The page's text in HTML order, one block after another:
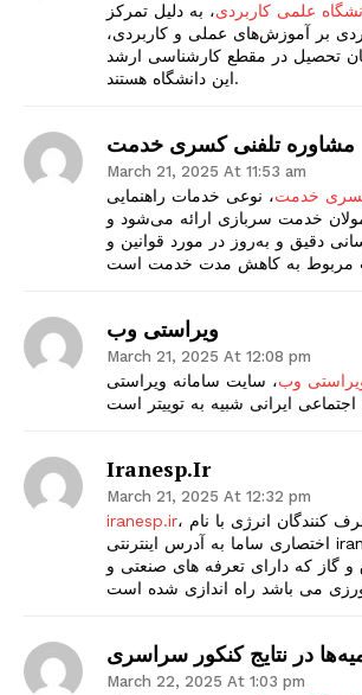
علمی کاربردی، به دلیل تمرکز
بر آموزش‌های عملی و کاربردی،
تحصیل در مقطع کارشناسی ارشد
این دانشگاه هستند.
مشاوره تلفنی کسری خدمت
March 21, 2025 At 11:53 am
کسری خدمت، نوعی خدمات راهنمایی
خدمت سربازی ارائه می‌شود و
دقیق و به‌روز در مورد قوانین و
ویراستی وب
March 21, 2025 At 12:08 pm
وب، سایت سامانه ویراستی virasty.com
Iranesp.ir
March 21, 2025 At 12:32 pm
iranesp.ir، سامانه اطلاعات مصرف کنندگان انرژی با نام
اختصاری ساما به آدرس اینترنتی iranesp.ir برای مدیریت
گاز که دارای تعرفه های صنعتی و
در نتایج کنکور سراسری
March 22, 2025 At 1:03 pm